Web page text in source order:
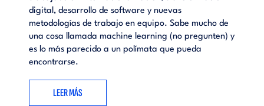
digital, desarrollo de software y nuevas
metodologías de trabajo en equipo. Sabe mucho de
una cosa llamada machine learning (no pregunten) y
es lo más parecido a un polímata que pueda
encontrarse.
LEER MÁS